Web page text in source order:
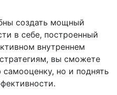
создать мощный
в себе, построенный
внутреннем
вы сможете
но и поднять